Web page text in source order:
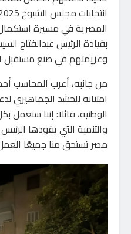
المصرية في مسيرة
بقيادة الرئيس عبدالفتاح
وعزيمتهم في صنع مستقبل
من جانبه، أعرب المحاسب
امتنانه للحشد الجماهيري
الوطنية، قائلا: إننا سنعمل
والتنمية التي يقودها
مصر تستحق منا جميعًا